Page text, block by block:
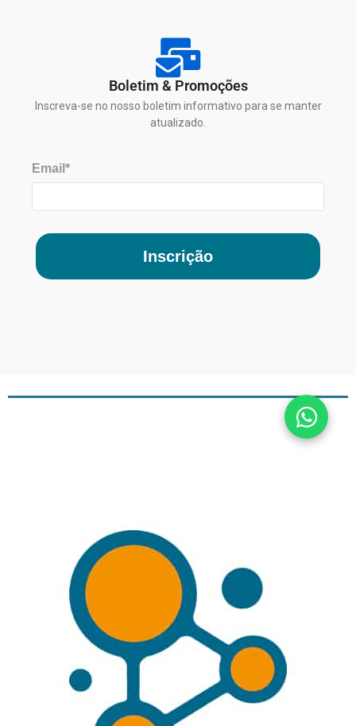
Boletim & Promoções
Inscreva-se no nosso boletim informativo para se manter
atualizado.
Email*
Inscrição